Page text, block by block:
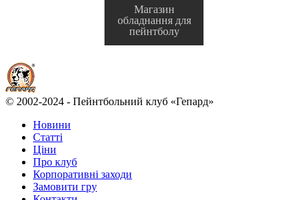
Магазин
обладнання для
пейнтболу
© 2002-2024 - Пейнтбольний клуб «Гепард»
Новини
Статті
Ціни
Про клуб
Корпоративні заходи
Замовити гру